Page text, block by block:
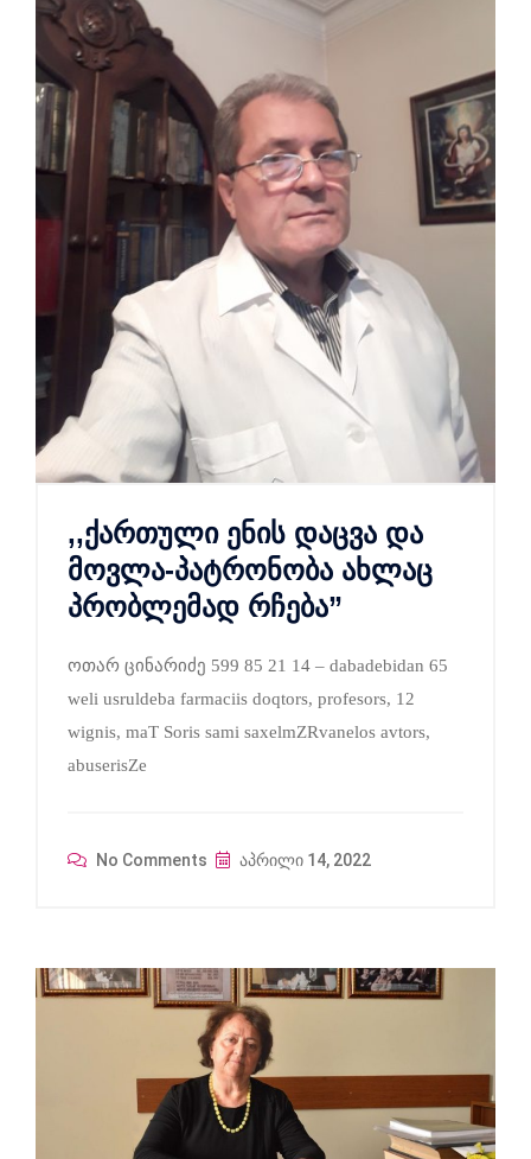
,,ქართული ენის დაცვა და
მოვლა-პატრონობა ახლაც
პრობლემად რჩება”
ოთარ ცინარიძე 599 85 21 14 – dabadebidan 65
weli usruldeba farmaciis doqtors, profesors, 12
wignis, maT Soris sami saxelmZRvanelos avtors,
abuserisZe
No Comments აპრილი 14, 2022